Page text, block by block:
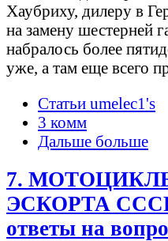
Хаубриху, дилеру в
на замену шестерней
набралось более
уже, а там еще всего
Статьи umelec1's
3 комм
Дальше больше
7.
ЭСКОРТА
ответы на